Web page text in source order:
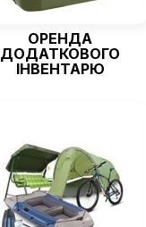
ОРЕНДА
ДОДАТКОВОГО
ІНВЕНТАРЮ